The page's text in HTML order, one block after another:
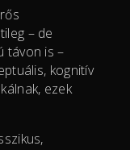
– de
távon is –
kognitív
ezek